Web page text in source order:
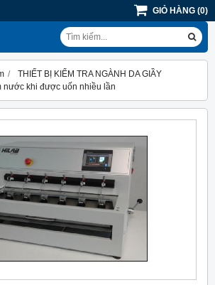
GIỎ HÀNG (0)
THIẾT BỊ KIỂM TRA NGÀNH DA GIẦY
nước khi được uốn nhiều lần